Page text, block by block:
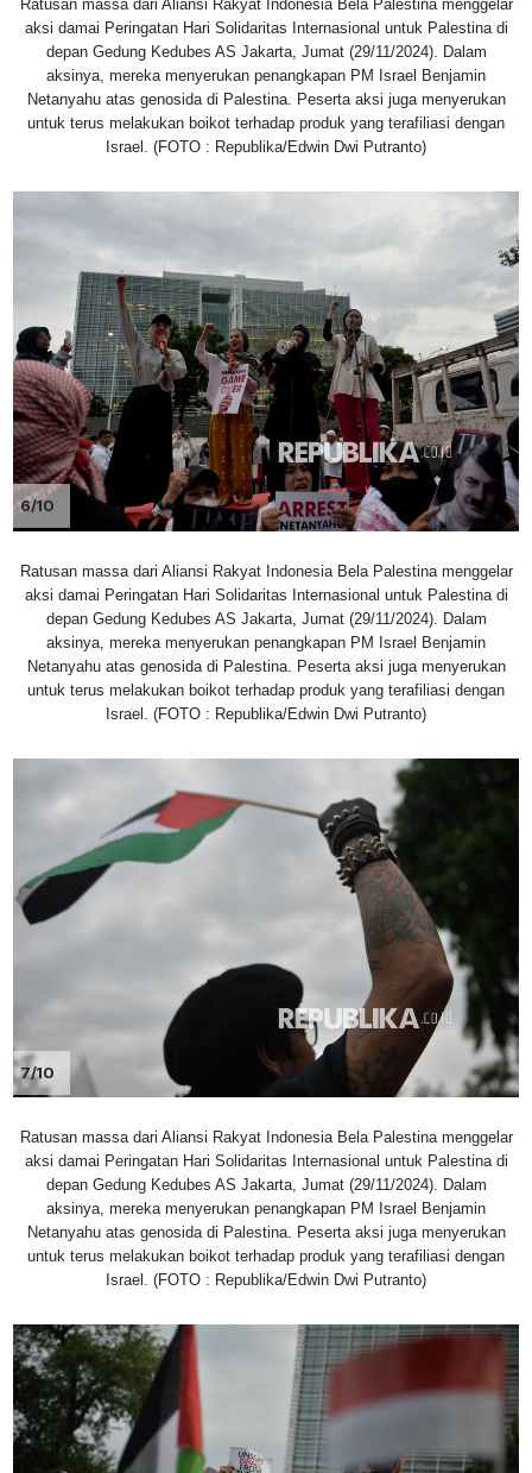
Ratusan massa dari Aliansi Rakyat Indonesia Bela Palestina menggelar
aksi damai Peringatan Hari Solidaritas Internasional untuk Palestina di
depan Gedung Kedubes AS Jakarta, Jumat (29/11/2024). Dalam
aksinya, mereka menyerukan penangkapan PM Israel Benjamin
Netanyahu atas genosida di Palestina. Peserta aksi juga menyerukan
untuk terus melakukan boikot terhadap produk yang terafiliasi dengan
Israel. (FOTO : Republika/Edwin Dwi Putranto)
6/10
Ratusan massa dari Aliansi Rakyat Indonesia Bela Palestina menggelar
aksi damai Peringatan Hari Solidaritas Internasional untuk Palestina di
depan Gedung Kedubes AS Jakarta, Jumat (29/11/2024). Dalam
aksinya, mereka menyerukan penangkapan PM Israel Benjamin
Netanyahu atas genosida di Palestina. Peserta aksi juga menyerukan
untuk terus melakukan boikot terhadap produk yang terafiliasi dengan
Israel. (FOTO : Republika/Edwin Dwi Putranto)
7/10
Ratusan massa dari Aliansi Rakyat Indonesia Bela Palestina menggelar
aksi damai Peringatan Hari Solidaritas Internasional untuk Palestina di
depan Gedung Kedubes AS Jakarta, Jumat (29/11/2024). Dalam
aksinya, mereka menyerukan penangkapan PM Israel Benjamin
Netanyahu atas genosida di Palestina. Peserta aksi juga menyerukan
untuk terus melakukan boikot terhadap produk yang terafiliasi dengan
Israel. (FOTO : Republika/Edwin Dwi Putranto)